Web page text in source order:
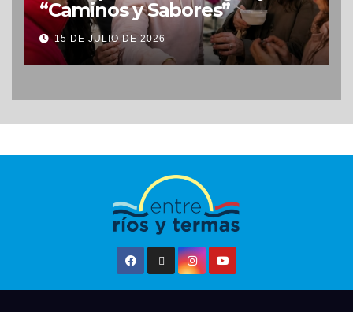
“Caminos y Sabores”
15 DE JULIO DE 2026